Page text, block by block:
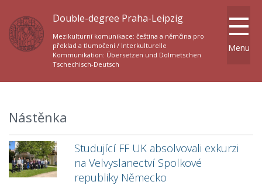
Double-degree Praha-Leipzig
Mezikulturní komunikace: čeština a němčina pro
překlad a tlumočení / Interkulturelle
Kommunikation: Übersetzen und Dolmetschen
Tschechisch-Deutsch
Nástěnka
Studující FF UK absolvovali exkurzi
na Velvyslanectví Spolkové
republiky Německo
Menu